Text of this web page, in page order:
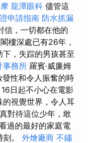
龍潭眼科 儘管這
申請指南 防水抓漏
信，一切都在他的
樓深處已有26年，
，失踪的男孩甚至
事務所 羅賓·威廉姆
性和令人振奮的時
日起不小心在電影
視覺世界，令人耳
對待這位少年，敢
過的最好的家庭電
。 外燴廠商 不鏽